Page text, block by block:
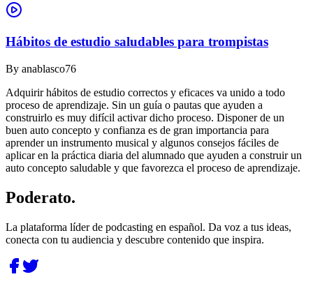
Hábitos de estudio saludables para trompistas
By anablasco76
Adquirir hábitos de estudio correctos y eficaces va unido a todo
proceso de aprendizaje. Sin un guía o pautas que ayuden a
construirlo es muy difícil activar dicho proceso. Disponer de un
buen auto concepto y confianza es de gran importancia para
aprender un instrumento musical y algunos consejos fáciles de
aplicar en la práctica diaria del alumnado que ayuden a construir un
auto concepto saludable y que favorezca el proceso de aprendizaje.
Poderato.
La plataforma líder de podcasting en español. Da voz a tus ideas,
conecta con tu audiencia y descubre contenido que inspira.